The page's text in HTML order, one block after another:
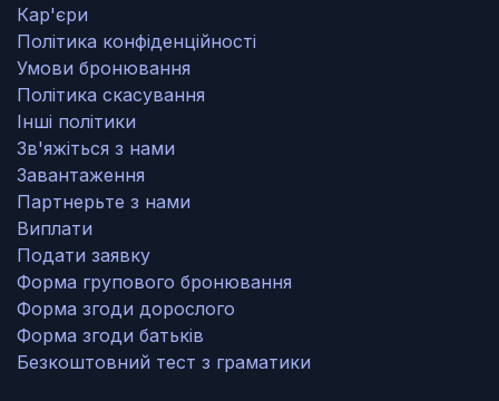
Кар'єри
Політика конфіденційності
Умови бронювання
Політика скасування
Інші політики
Зв'яжіться з нами
Завантаження
Партнерьте з нами
Виплати
Подати заявку
Форма групового бронювання
Форма згоди дорослого
Форма згоди батьків
Безкоштовний тест з граматики